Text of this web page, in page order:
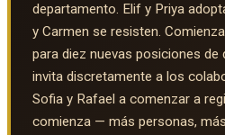
departamento. Elif y Priya
y Carmen se resisten.
para diez nuevas posiciones de
invita discretamente a los
Sofia y Rafael a comenzar a
comienza — más personas,